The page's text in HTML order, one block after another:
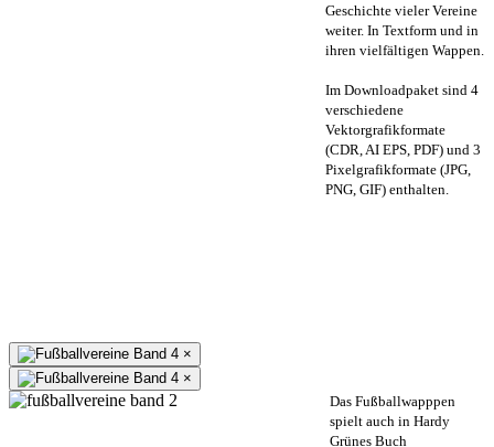
Geschichte vieler Vereine
weiter. In Textform und in
ihren vielfältigen Wappen.
Im Downloadpaket sind 4
verschiedene
Vektorgrafikformate
(CDR, AI EPS, PDF) und 3
Pixelgrafikformate (JPG,
PNG, GIF) enthalten.
×
×
Das Fußballwapppen
spielt auch in Hardy
Grünes Buch